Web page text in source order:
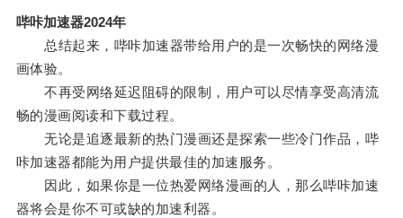
哔咔加速器2024年
总结起来，哔咔加速器带给用户的是一次畅快的网络漫
画体验。
不再受网络延迟阻碍的限制，用户可以尽情享受高清流
畅的漫画阅读和下载过程。
无论是追逐最新的热门漫画还是探索一些冷门作品，哔
咔加速器都能为用户提供最佳的加速服务。
因此，如果你是一位热爱网络漫画的人，那么哔咔加速
器将会是你不可或缺的加速利器。